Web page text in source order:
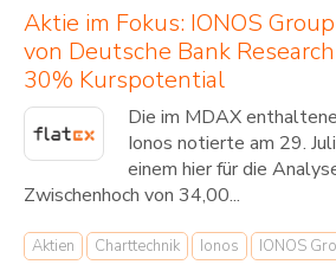
Aktie im Fokus: IONOS
von Deutsche Bank
30% Kurspotential
Die im MDAX
Ionos notierte am 29.
einem hier für die
Zwischenhoch von 34,00...
Aktien Charttechnik Ionos IONOS